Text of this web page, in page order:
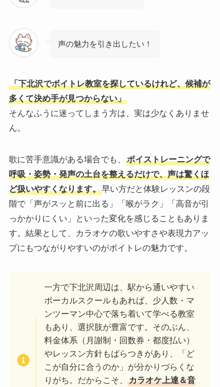
声の魅力を引き出したい！
「下北沢でボイトレ教室を探しているけれど、候補が
多くて決め手が見つからない」
そんなふうに迷ってしまう方は、実は少なくありませ
ん。
歌に苦手意識がある場合でも、
ボイストレーニングで
呼吸・姿勢・発声の土台を整えるだけで、声は驚くほ
ど扱いやすくなります。早い方だと体験レッスンの段
階で「声がスッと前に出る」「喉がラク」「高音が引
っかかりにくい」といった変化を感じることもありま
す。結果として、カラオケの歌いやすさや表現力アッ
プにもつながりやすいのがボイトレの魅力です。
一方で下北沢周辺は、駅から通いやすい
ボーカルスクールもあれば、少人数・マ
ンツーマン中心で落ち着いて学べる教室
もあり、選択肢が豊富です。そのぶん、
料金体系（月謝制・回数券・都度払い）
やレッスン方針もばらつきがあり、「ど
こが自分に合うのか」が分かりづらくな
りがち。だからこそ、カラオケ上達＆音